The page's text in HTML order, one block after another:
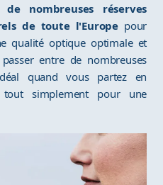
nombreuses réserves
de toute l'Europe pour
qualité optique optimale et
entre de nombreuses
quand vous partez en
simplement pour une